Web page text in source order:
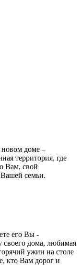
новом доме –
территория, где
Вам, свой
семьи.
его Вы -
дома, любимая
ужин на столе
кто Вам дорог и